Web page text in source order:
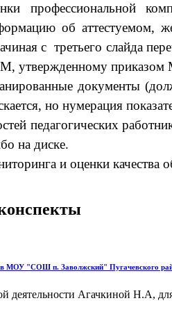
профессиональной
об аттестуемом,
с третьего слайда
утвержденному
документы
но нумерация
педагогических
на диске.
и оценки качества
МОУ "СОШ п. Заволжский" Пугачевского
деятельности Агачкиной Н.А,